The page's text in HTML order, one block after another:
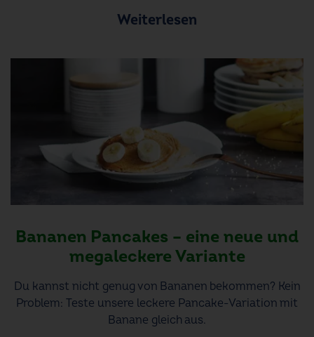
Weiterlesen
Bananen Pancakes – eine neue und
megaleckere Variante
Du kannst nicht genug von Bananen bekommen? Kein
Problem: Teste unsere leckere Pancake-Variation mit
Banane gleich aus.